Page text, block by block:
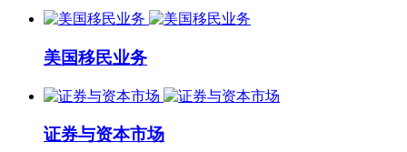
美国移民业务
证券与资本市场